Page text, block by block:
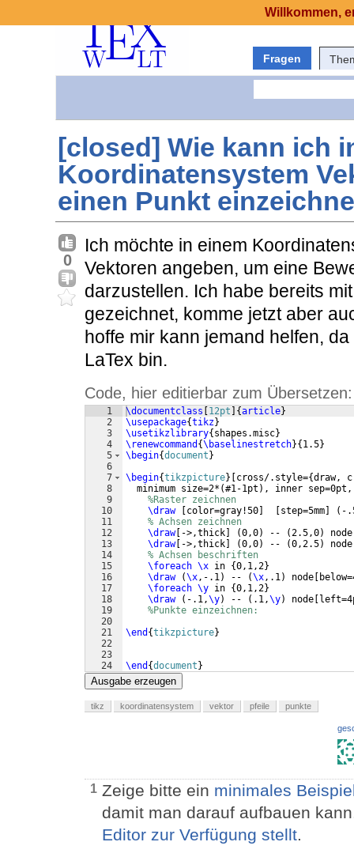
Fragen
[closed] Wie kann ich
Koordinatensystem
einen Punkt
0
Ich möchte in einem
Vektoren angeben, um eine
darzustellen. Ich habe bereits
gezeichnet, komme jetzt aber
hoffe mir kann jemand helfen,
LaTex bin.
Code, hier editierbar zum Übersetzen:
1
2
3
4
5
6
7
8
9
10
11
12
13
14
15
16
17
18
19
20
21
22
23
24
\documentclass 12pt {article}
\usepackage{tikz}
\usetikzlibrary{ shapes.misc}
\renewcommand {\baselinestretch}{ 1.5}
\begin{document }
\begin{tikzpicture} cross/.style={draw,
  minimum size=2*
(#1-1pt ) , inner
%Raster zeichnen
\draw
color=gray!50 step=5mm ( -
% Achsen zeichnen
\draw[ ->,thick (0,0) -- (2.5,0) node
\draw[ ->,thick (0,0) -- (0,2.5) node
% Achsen beschriften
\foreach \x in {0,1,2}
\draw
(\x,-.1) -- (\x,.1) node
\foreach \y in {0,1,2}
\draw
( -.1,\y) -- ( .1,\y) node
%Punkte einzeichnen:
\end {tikzpicture}
\end {document }
Ausgabe erzeugen
tikz koordinatensystem vektor pfeile punkte
1 Zeige bitte ein minimales
damit man darauf aufbauen
Editor zur Verfügung stellt.
Willkommen,